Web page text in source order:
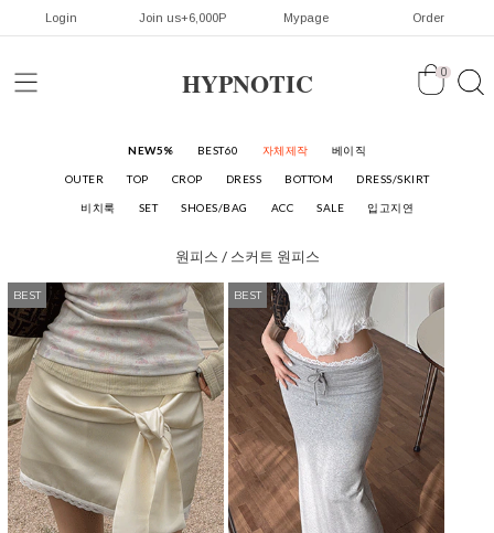
Login Join us+6,000P Mypage Order
HYPNOTIC 0
NEW5% BEST60 자체제작 베이직
OUTER TOP CROP DRESS BOTTOM DRESS/SKIRT
비치룩 SET SHOES/BAG ACC SALE 입고지연
원피스 / 스커트 원피스
BEST BEST